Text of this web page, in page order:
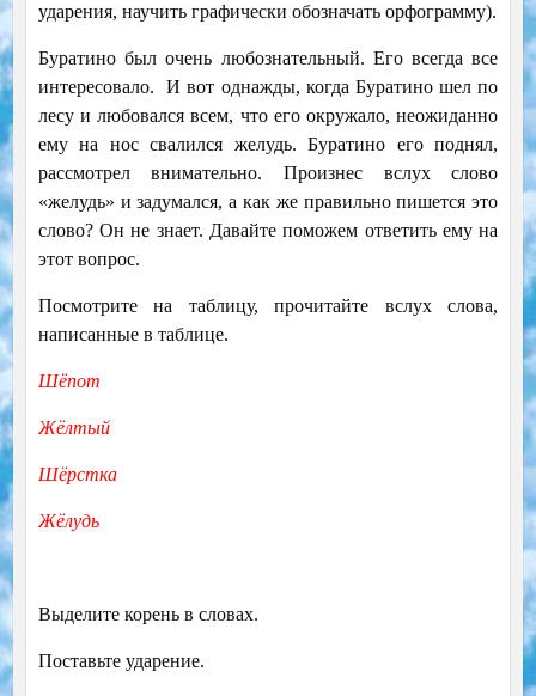
ударения, научить графически обозначать орфограмму).
Буратино был очень любознательный. Его всегда все
интересовало. И вот однажды, когда Буратино шел по
лесу и любовался всем, что его окружало, неожиданно
ему на нос свалился желудь. Буратино его поднял,
рассмотрел внимательно. Произнес вслух слово
«желудь» и задумался, а как же правильно пишется это
слово? Он не знает. Давайте поможем ответить ему на
этот вопрос.
Посмотрите на таблицу, прочитайте вслух слова,
написанные в таблице.
Шёпот
Жёлтый
Шёрстка
Жёлудь
Выделите корень в словах.
Поставьте ударение.